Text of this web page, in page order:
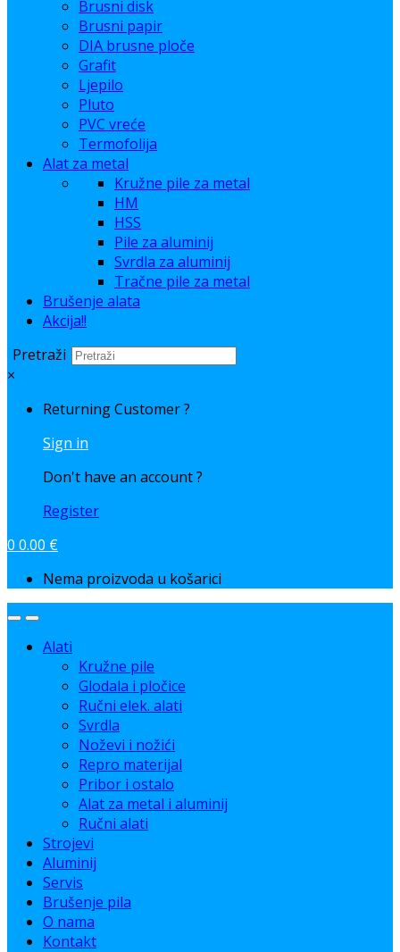
Brusni disk
Brusni papir
DIA brusne ploče
Grafit
Ljepilo
Pluto
PVC vreće
Termofolija
Alat za metal
Kružne pile za metal
HM
HSS
Pile za aluminij
Svrdla za aluminij
Tračne pile za metal
Brušenje alata
Akcija!!
Pretraži
×
Returning Customer ?
Sign in
Don't have an account ?
Register
0 0.00 €
Nema proizvoda u košarici
Alati
Kružne pile
Glodala i pločice
Ručni elek. alati
Svrdla
Noževi i nožići
Repro materijal
Pribor i ostalo
Alat za metal i aluminij
Ručni alati
Strojevi
Aluminij
Servis
Brušenje pila
O nama
Kontakt